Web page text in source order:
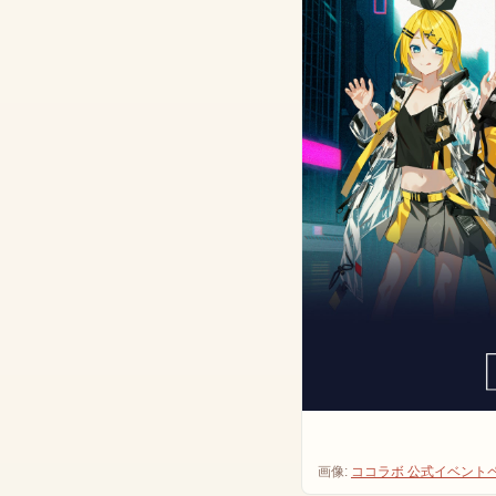
画像: ココラボ 公式イベント